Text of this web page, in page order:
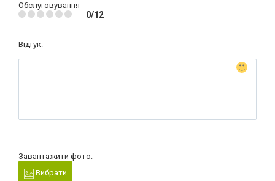
Обслуговування
0/12
Відгук:
Завантажити фото:
Вибрати